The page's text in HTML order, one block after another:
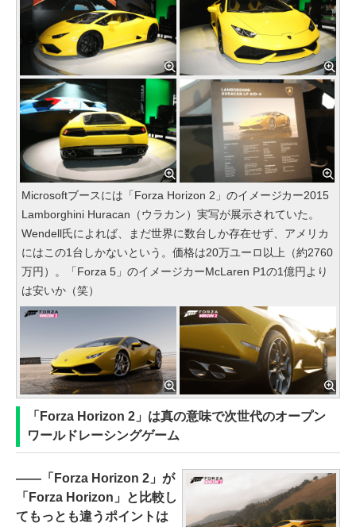
Microsoftブースには「Forza Horizon 2」のイメージカー2015
Lamborghini Huracan（ウラカン）実写が展示されていた。
Wendell氏によれば、まだ世界に数台しか存在せず、アメリカ
にはこの1台しかないという。価格は20万ユーロ以上（約2760
万円）。「Forza 5」のイメージカーMcLaren P1の1億円より
は安いか（笑）
「Forza Horizon 2」は真の意味で次世代のオープン
ワールドレーシングゲーム
――「Forza Horizon 2」が
「Forza Horizon」と比較し
てもっとも違うポイントは